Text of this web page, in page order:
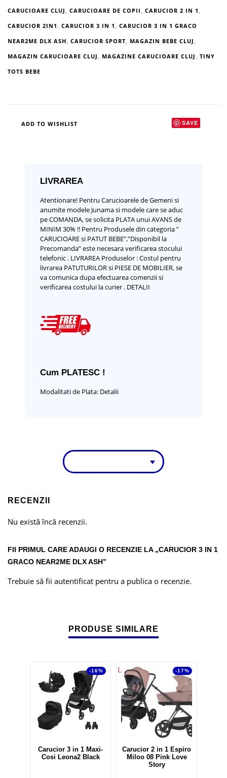
CARUCIOARE CLUJ , CARUCIOARE DE COPII , CARUCIOR 2 IN 1 ,
CARUCIOR 2IN1 , CARUCIOR 3 IN 1 , CARUCIOR 3 IN 1 GRACO
NEAR2ME DLX ASH, CARUCIOR SPORT, MAGAZIN BEBE CLUJ ,
MAGAZIN CARUCIOARE CLUJ , MAGAZINE CARUCIOARE CLUJ , TINY
TOTS BEBE
ADD TO WISHLIST SAVE
LIVRAREA
Atentionare! Pentru Carucioarele de Gemeni si
anumite modele Junama si modele care se aduc
pe COMANDA, se solicita PLATA unui AVANS de
MINIM 30% !! Pentru Produsele din categoria ”
CARUCIOARE si PATUT BEBE”,”Disponibil la
Precomanda” este necesara verificarea stocului
telefonic . LIVRAREA Produselor :Costul pentru
livrarea PATUTURILOR si PIESE DE MOBILIER, se
va comunica dupa efectuarea comenzii si
verificarea costului la curier . DETALII
Cum PLATESC !
Modalitati de Plata: Detalii
RECENZII
Nu există încă recenzii.
FII PRIMUL CARE ADAUGI O RECENZIE LA „CARUCIOR 3 IN 1
GRACO NEAR2ME DLX ASH”
Trebuie să fii autentificat pentru a publica o recenzie.
PRODUSE SIMILARE
-16%
Carucior 3 in 1 Maxi-
Cosi Leona2 Black
-17%
LICHIDARE STOC!
Carucior 2 in 1 Espiro
Miloo 08 Pink Love
Story